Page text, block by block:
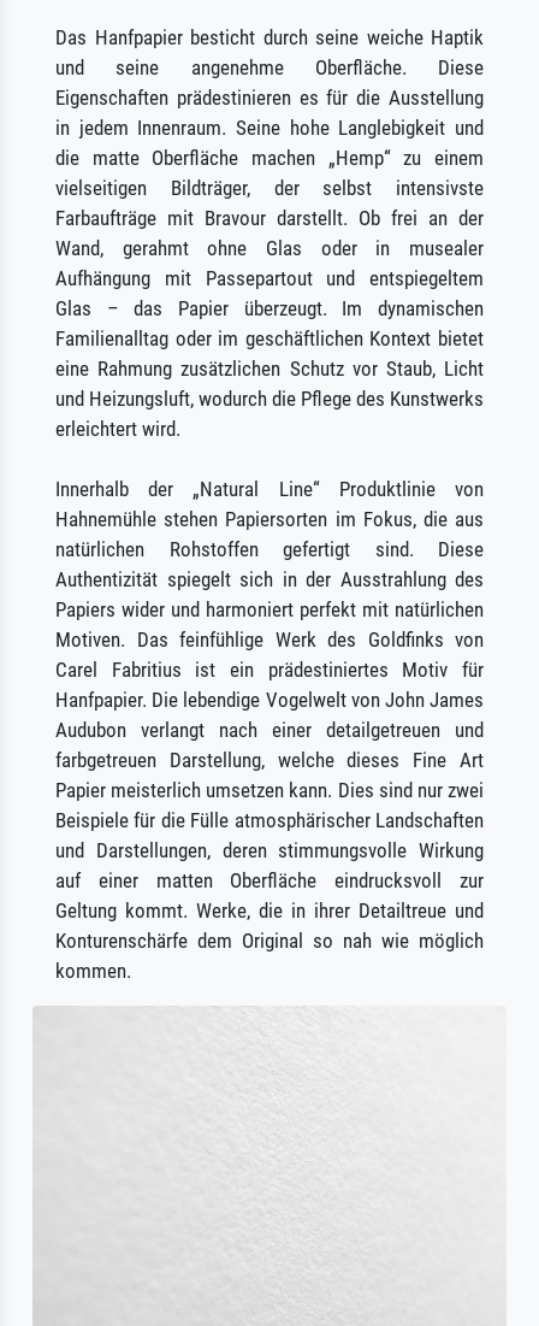
Das Hanfpapier besticht durch seine weiche Haptik
und seine angenehme Oberfläche. Diese
Eigenschaften prädestinieren es für die Ausstellung
in jedem Innenraum. Seine hohe Langlebigkeit und
die matte Oberfläche machen „Hemp“ zu einem
vielseitigen Bildträger, der selbst intensivste
Farbaufträge mit Bravour darstellt. Ob frei an der
Wand, gerahmt ohne Glas oder in musealer
Aufhängung mit Passepartout und entspiegeltem
Glas – das Papier überzeugt. Im dynamischen
Familienalltag oder im geschäftlichen Kontext bietet
eine Rahmung zusätzlichen Schutz vor Staub, Licht
und Heizungsluft, wodurch die Pflege des Kunstwerks
erleichtert wird.
Innerhalb der „Natural Line“ Produktlinie von
Hahnemühle stehen Papiersorten im Fokus, die aus
natürlichen Rohstoffen gefertigt sind. Diese
Authentizität spiegelt sich in der Ausstrahlung des
Papiers wider und harmoniert perfekt mit natürlichen
Motiven. Das feinfühlige Werk des Goldfinks von
Carel Fabritius ist ein prädestiniertes Motiv für
Hanfpapier. Die lebendige Vogelwelt von John James
Audubon verlangt nach einer detailgetreuen und
farbgetreuen Darstellung, welche dieses Fine Art
Papier meisterlich umsetzen kann. Dies sind nur zwei
Beispiele für die Fülle atmosphärischer Landschaften
und Darstellungen, deren stimmungsvolle Wirkung
auf einer matten Oberfläche eindrucksvoll zur
Geltung kommt. Werke, die in ihrer Detailtreue und
Konturenschärfe dem Original so nah wie möglich
kommen.